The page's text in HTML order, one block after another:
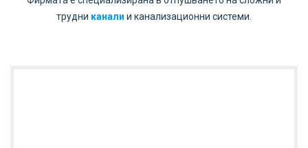
трудни канали и канализационни системи.